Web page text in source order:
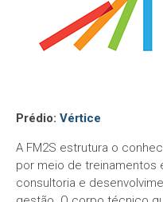
Prédio: Vértice
A FM2S estrutura o
por meio de treinamentos
consultoria e